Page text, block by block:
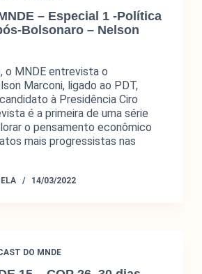
– Especial 1 -Política
Bolsonaro – Nelson
o MNDE entrevista o
Marconi, ligado ao PDT,
à Presidência Ciro
é a primeira de uma série
o pensamento econômico
mais progressistas nas
14/03/2022
DO MNDE